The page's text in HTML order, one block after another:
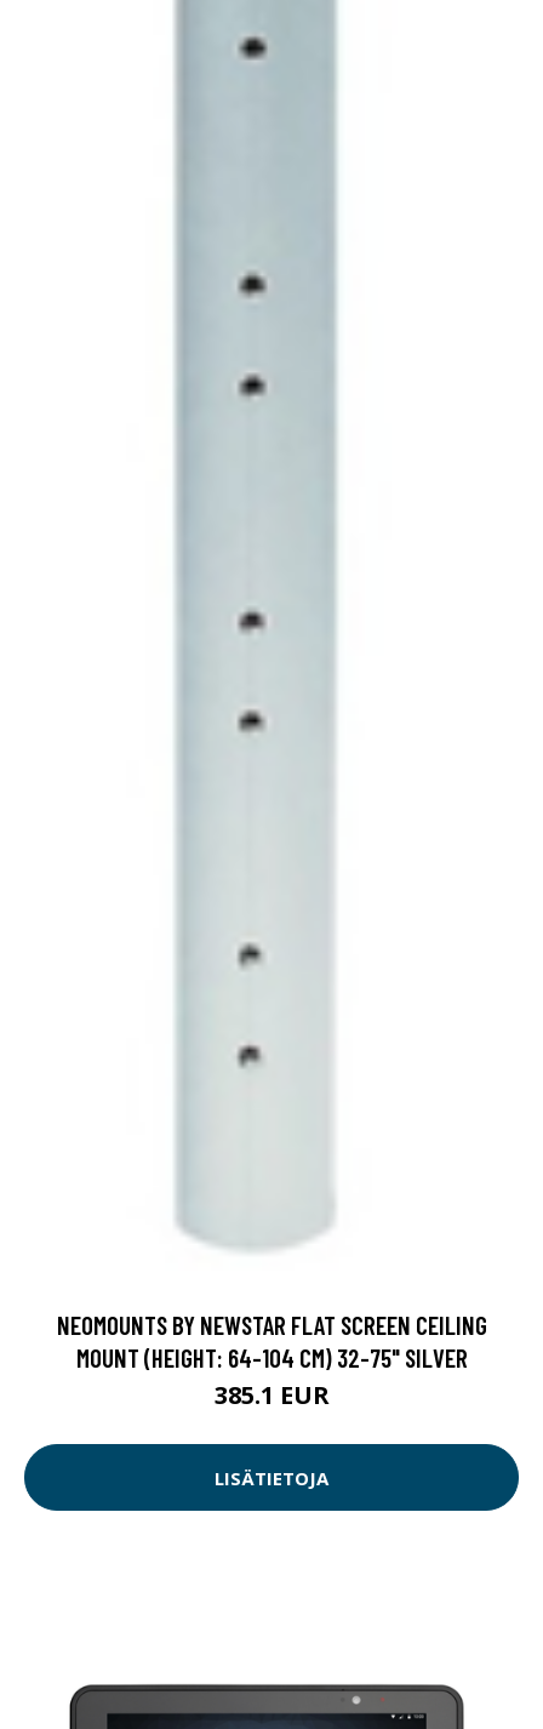
NEOMOUNTS BY NEWSTAR FLAT SCREEN CEILING
MOUNT (HEIGHT: 64-104 CM) 32-75" SILVER
385.1 EUR
LISÄTIETOJA